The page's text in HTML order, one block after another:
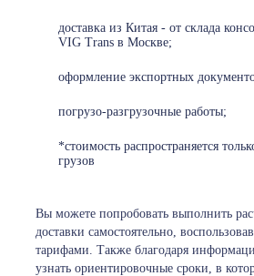
доставка из Китая - от склада
VIG Trans в Москве;
оформление экспортных
погрузо-разгрузочные работы;
*стоимость распространяется
грузов
Вы можете попробовать выполнить
доставки самостоятельно,
тарифами. Также благодаря
узнать ориентировочные сроки, в